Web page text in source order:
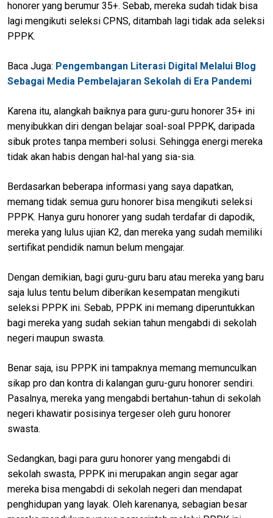
honorer yang berumur 35+. Sebab, mereka sudah tidak bisa
lagi mengikuti seleksi CPNS, ditambah lagi tidak ada seleksi
PPPK.
Baca Juga: Pengembangan Literasi Digital Melalui Blog
Sebagai Media Pembelajaran Sekolah di Era Pandemi
Karena itu, alangkah baiknya para guru-guru honorer 35+ ini
menyibukkan diri dengan belajar soal-soal PPPK, daripada
sibuk protes tanpa memberi solusi. Sehingga energi mereka
tidak akan habis dengan hal-hal yang sia-sia.
Berdasarkan beberapa informasi yang saya dapatkan,
memang tidak semua guru honorer bisa mengikuti seleksi
PPPK. Hanya guru honorer yang sudah terdafar di dapodik,
mereka yang lulus ujian K2, dan mereka yang sudah memiliki
sertifikat pendidik namun belum mengajar.
Dengan demikian, bagi guru-guru baru atau mereka yang baru
saja lulus tentu belum diberikan kesempatan mengikuti
seleksi PPPK ini. Sebab, PPPK ini memang diperuntukkan
bagi mereka yang sudah sekian tahun mengabdi di sekolah
negeri maupun swasta.
Benar saja, isu PPPK ini tampaknya memang memunculkan
sikap pro dan kontra di kalangan guru-guru honorer sendiri.
Pasalnya, mereka yang mengabdi bertahun-tahun di sekolah
negeri khawatir posisinya tergeser oleh guru honorer
swasta.
Sedangkan, bagi para guru honorer yang mengabdi di
sekolah swasta, PPPK ini merupakan angin segar agar
mereka bisa mengabdi di sekolah negeri dan mendapat
penghidupan yang layak. Oleh karenanya, sebagian besar